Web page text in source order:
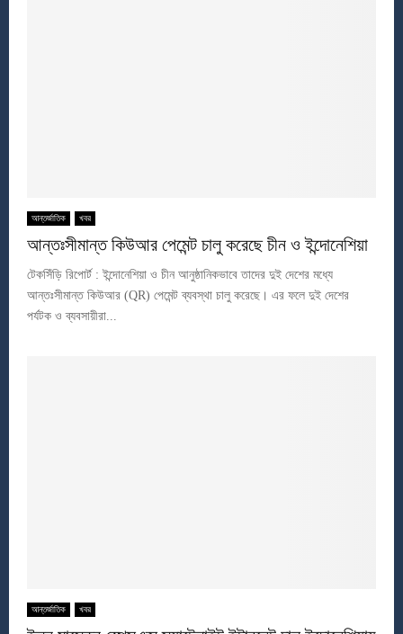
আন্তর্জাতিক খবর
আন্তঃসীমান্ত কিউআর পেমেন্ট চালু করেছে চীন ও ইন্দোনেশিয়া
টেকসিঁড়ি রিপোর্ট : ইন্দোনেশিয়া ও চীন আনুষ্ঠানিকভাবে তাদের দুই দেশের মধ্যে
আন্তঃসীমান্ত কিউআর (QR) পেমেন্ট ব্যবস্থা চালু করেছে। এর ফলে দুই দেশের
পর্যটক ও ব্যবসায়ীরা...
আন্তর্জাতিক খবর